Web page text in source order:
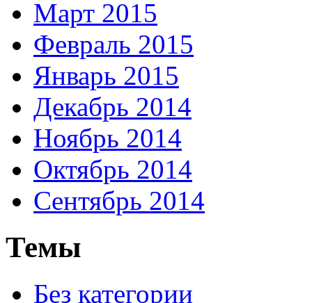
Март 2015
Февраль 2015
Январь 2015
Декабрь 2014
Ноябрь 2014
Октябрь 2014
Сентябрь 2014
Темы
Без категории